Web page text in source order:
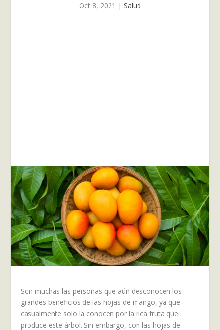
Oct 8, 2021 | Salud
Son muchas las personas que aún desconocen los
grandes beneficios de las hojas de mango, ya que
casualmente solo la conocen por la rica fruta que
produce este árbol. Sin embargo, con las hojas de